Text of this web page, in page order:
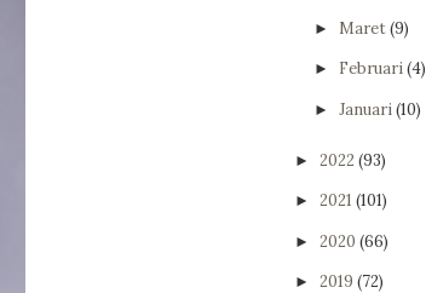
► Maret(9)
► Februari(4)
► Januari(10)
► 2022 (93)
► 2021 (101)
► 2020 (66)
► 2019 (72)